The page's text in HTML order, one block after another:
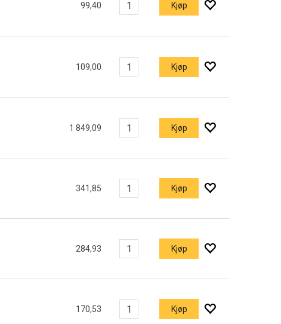
99,40 Kjøp
109,00 Kjøp
1 849,09 Kjøp
341,85 Kjøp
284,93 Kjøp
170,53 Kjøp